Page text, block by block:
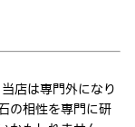
店は専門外になり
の相性を専門に研